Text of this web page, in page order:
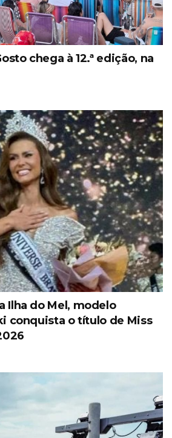
chega à 12.ª edição, na
Ilha do Mel, modelo
conquista o título de Miss